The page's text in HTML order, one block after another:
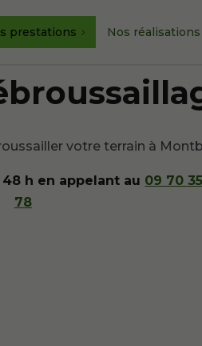
prestations Nos réalisations
votre terrain à
h en appelant au 09 70
78